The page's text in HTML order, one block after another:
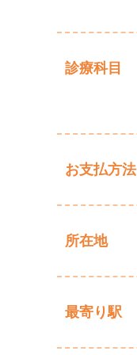
診療科目
お支払方法
所在地
最寄り駅